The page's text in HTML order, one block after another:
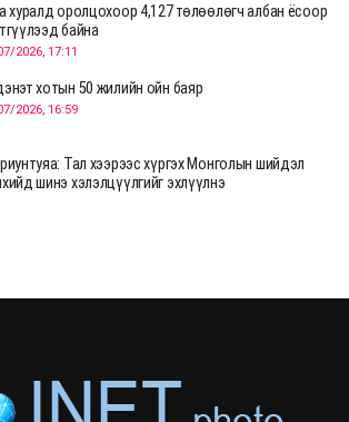
хуралд оролцохоор 4,127 төлөөлөгч албан ёсоор
байна
2026, 17:11
хотын 50 жилийн ойн баяр
2026, 16:59
Тал хээрээс хүргэх Монголын шийдэл
шинэ хэлэлцүүлгийг эхлүүлнэ
2026, 12:04
Нутгийн зөвлөлөөс МУАЖ Д.Цэрэндарьзавт
байр олгоно